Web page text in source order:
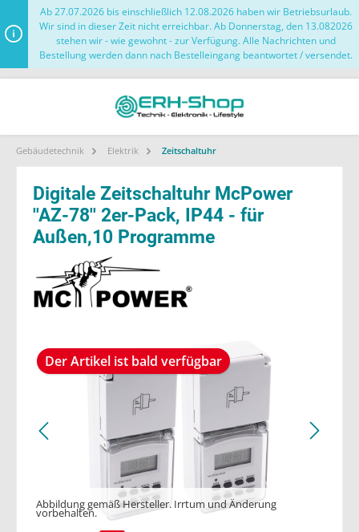
Ab 27.07.2026 bis einschließlich 12.08.2026 haben wir Betriebsurlaub.
Wir sind in dieser Zeit nicht erreichbar. Ab Donnerstag, den 13.082026
stehen wir - wie gewohnt - zur Verfügung. Alle Nachrichten und
Bestellung werden dann nach Bestelleingang beantwortet / versendet.
Gebäudetechnik Elektrik Zeitschaltuhr
Digitale Zeitschaltuhr McPower
''AZ-78'' 2er-Pack, IP44 - für
Außen,10 Programme
Der Artikel ist bald verfügbar
Abbildung gemäß Hersteller. Irrtum und Änderung
vorbehalten.